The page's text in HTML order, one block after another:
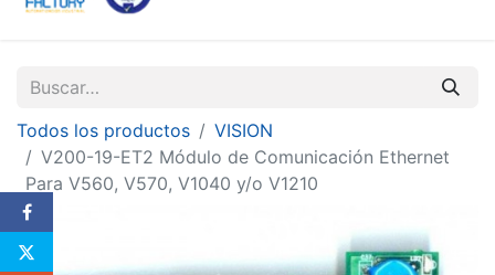
Todos los productos
VISION
V200-19-ET2 Módulo de Comunicación Ethernet
Para V560, V570, V1040 y/o V1210